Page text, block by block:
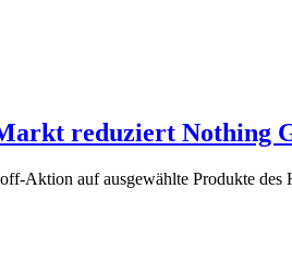
reduziert Nothing
Aktion auf ausgewählte Produkte